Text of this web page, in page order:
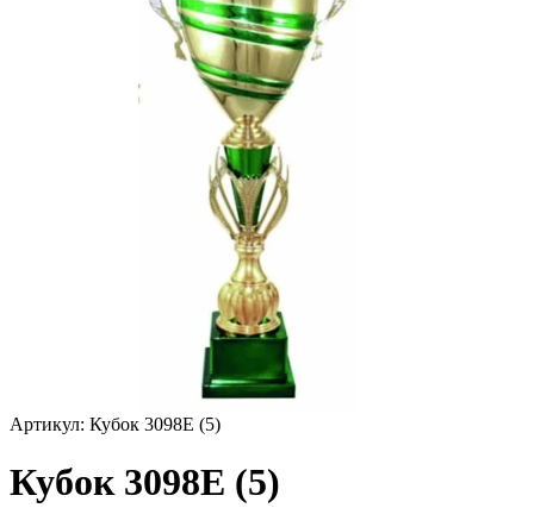
Артикул: Кубок 3098E (5)
Кубок 3098E (5)